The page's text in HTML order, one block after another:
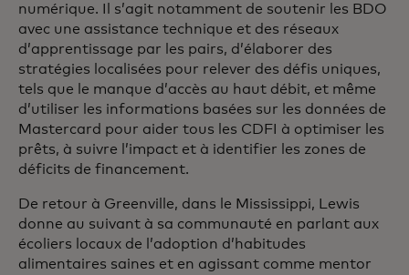
numérique. Il s’agit notamment de soutenir les BDO
avec une assistance technique et des réseaux
d’apprentissage par les pairs, d’élaborer des
stratégies localisées pour relever des défis uniques,
tels que le manque d’accès au haut débit, et même
d’utiliser les informations basées sur les données de
Mastercard pour aider tous les CDFI à optimiser les
prêts, à suivre l’impact et à identifier les zones de
déficits de financement.
De retour à Greenville, dans le Mississippi, Lewis
donne au suivant à sa communauté en parlant aux
écoliers locaux de l’adoption d’habitudes
alimentaires saines et en agissant comme mentor